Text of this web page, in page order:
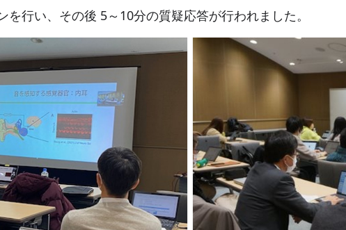
行い、その後 5～10分の質疑応答が行われました。